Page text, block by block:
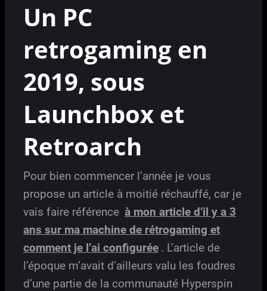
Un PC
retrogaming en
2019, sous
Launchbox et
Retroarch
Pour bien commencer l’année je vous
propose un article à moitié réchauffé, car je
vais faire référence à mon article d’il y a 3
ans sur ma machine de rétrogaming et
comment je l’ai configurée . L’article de
l’époque m’avait d’ailleurs valu les foudres
d’une partie de la communauté Hyperspin